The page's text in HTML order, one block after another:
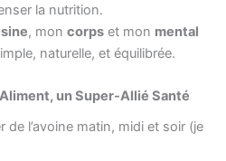
la nutrition.
, mon corps et mon mental
naturelle, et équilibrée.
Aliment, un Super-Allié Santé
l’avoine matin, midi et soir (je